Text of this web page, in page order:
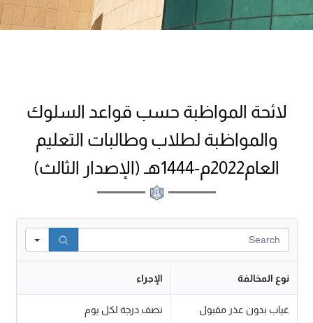
لائحة المواظبة حسب قواعد السلوك
والمواظبة لطلاب وطالبات التعليم
العام2022م-1444هـ (الإصدار الثالث)
Search
نوع المخالفة الإجراء
غياب بدون عذر مقبول نصف درجة لكل يوم